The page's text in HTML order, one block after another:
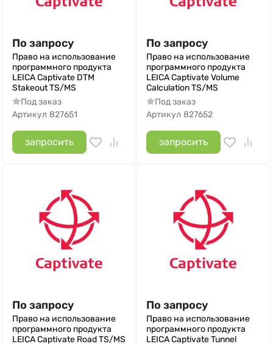
По запросу
Право на использование
программного продукта
LEICA Captivate DTM
Stakeout TS/MS
Под заказ
Артикул 827651
запросить
По запросу
Право на использование
программного продукта
LEICA Captivate Volume
Calculation TS/MS
Под заказ
Артикул 827652
запросить
По запросу
Право на использование
программного продукта
LEICA Captivate Road TS/MS
По запросу
Право на использование
программного продукта
LEICA Captivate Tunnel